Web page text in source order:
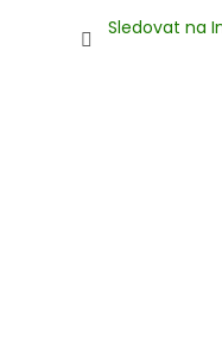
Sledovat na